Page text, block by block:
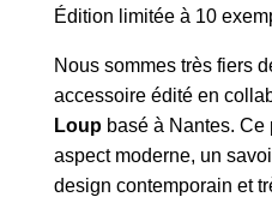
Édition limitée à 10
Nous sommes très fiers
accessoire édité en
Loupbasé à Nantes. Ce
aspect moderne, un
design contemporain et